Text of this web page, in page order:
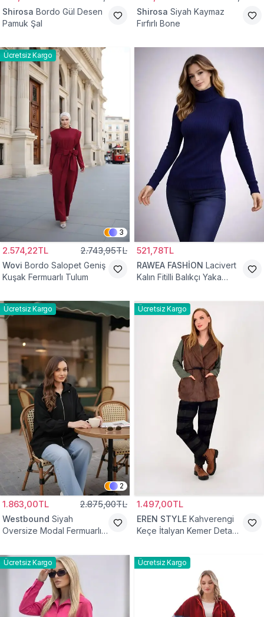
Shirosa Bordo Gül Desen
Pamuk Şal
Shirosa Siyah Kaymaz
Fırfırlı Bone
Ücretsiz Kargo
3
2.574,22TL 2.743,95TL
Wovi Bordo Salopet Geniş
Kuşak Fermuarlı Tulum
521,78TL
RAWEA FASHİON Lacivert
Kalın Fitilli Balıkçı Yaka
Ücretsiz Kargo
2
1.863,00TL 2.875,00TL
Westbound Siyah
Oversize Modal Fermuarlı
Ücretsiz Kargo
1.497,00TL
EREN STYLE Kahverengi
Keçe İtalyan Kemer Detaylı
Ücretsiz Kargo Ücretsiz Kargo